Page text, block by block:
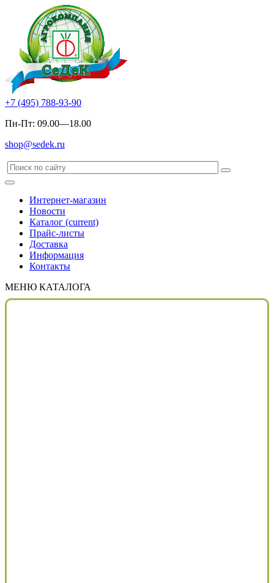
+7 (495) 788-93-90
Пн-Пт: 09.00—18.00
shop@sedek.ru
Интернет-магазин
Новости
Каталог (current)
Прайс-листы
Доставка
Информация
Контакты
МЕНЮ КАТАЛОГА